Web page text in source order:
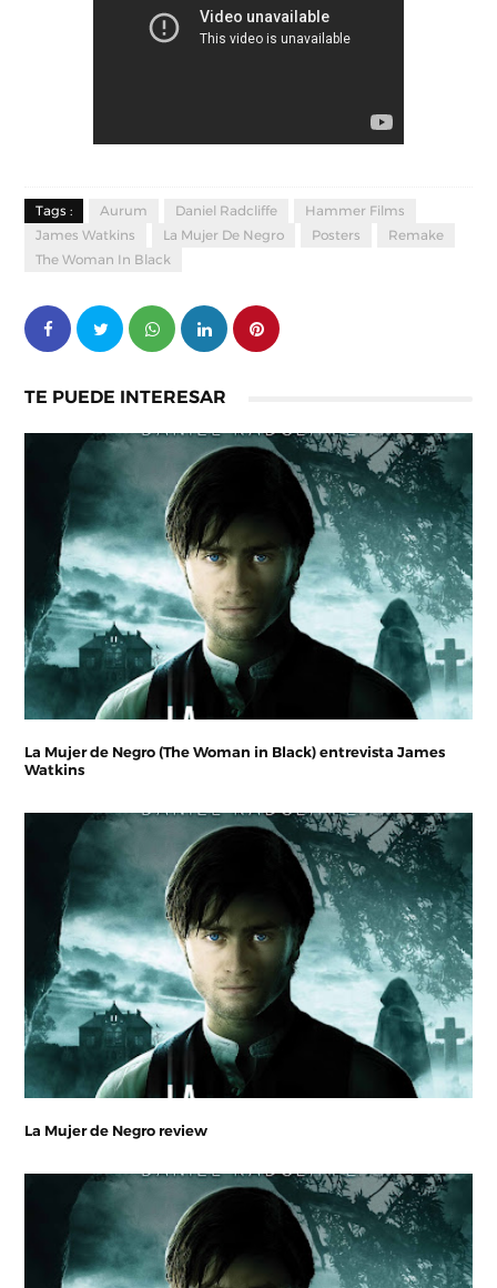
Tags : Aurum Daniel Radcliffe
Hammer Films
James Watkins
La Mujer De Negro Posters
Remake
The Woman In Black
TE PUEDE INTERESAR
La Mujer de Negro (The Woman in Black) entrevista James
Watkins
La Mujer de Negro review